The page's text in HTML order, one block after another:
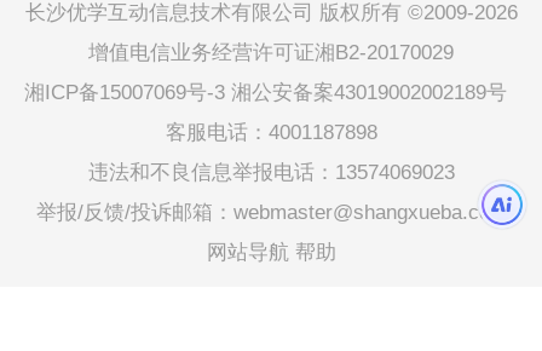
长沙优学互动信息技术有限公司 版权所有 ©2009-2026
增值电信业务经营许可证湘B2-20170029
湘ICP备15007069号-3 湘公安备案43019002002189号
客服电话：4001187898
违法和不良信息举报电话：13574069023
举报/反馈/投诉邮箱：webmaster@shangxueba.com
网站导航 帮助